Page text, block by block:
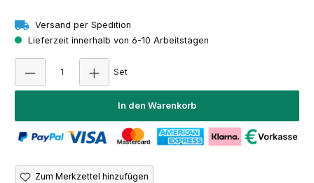
Versand per Spedition
Lieferzeit innerhalb von 6-10 Arbeitstagen
Set
In den Warenkorb
Zum Merkzettel hinzufügen